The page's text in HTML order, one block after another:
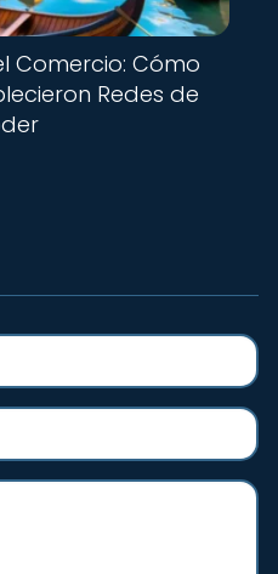
Comercio: Cómo
Redes de